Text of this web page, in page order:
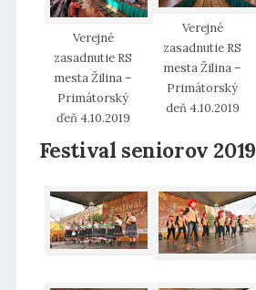
Verejné
zasadnutie RS
mesta Žilina –
Primátorský
ďeň 4.10.2019
Verejné
zasadnutie RS
mesta Žilina –
Primátorský
deň 4.10.2019
Festival seniorov 2019